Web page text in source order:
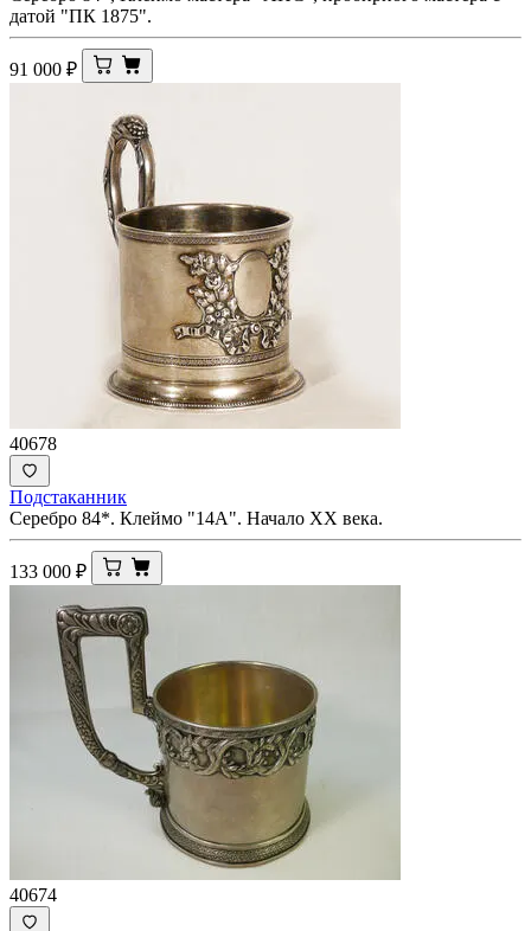
датой "ПК 1875".
91 000 ₽
40678
Подстаканник
Серебро 84*. Клеймо "14А". Начало XX века.
133 000 ₽
40674